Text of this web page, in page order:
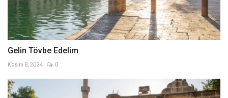
Gelin Tövbe Edelim
Kasım 8, 2024 0